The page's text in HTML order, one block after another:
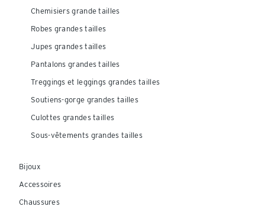
Chemisiers grande tailles
Robes grandes tailles
Jupes grandes tailles
Pantalons grandes tailles
Treggings et leggings grandes tailles
Soutiens-gorge grandes tailles
Culottes grandes tailles
Sous-vêtements grandes tailles
Bijoux
Accessoires
Chaussures